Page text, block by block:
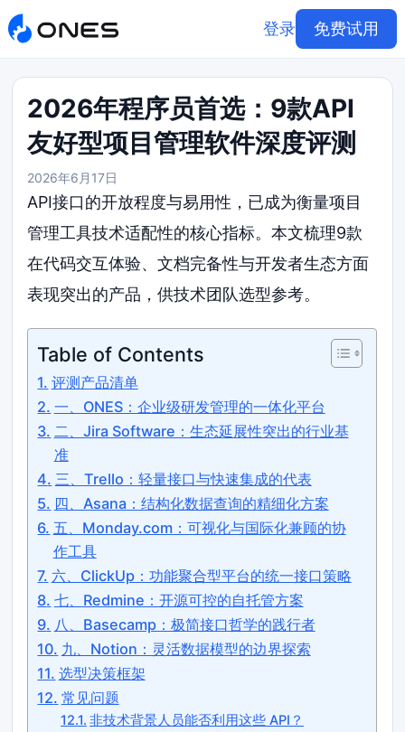
登录 免费试用
2026年程序员首选：9款API
友好型项目管理软件深度评测
2026年6月17日
API接口的开放程度与易用性，已成为衡量项目
管理工具技术适配性的核心指标。本文梳理9款
在代码交互体验、文档完备性与开发者生态方面
表现突出的产品，供技术团队选型参考。
Table of Contents
评测产品清单
一、ONES：企业级研发管理的一体化平台
二、Jira Software：生态延展性突出的行业基
准
三、Trello：轻量接口与快速集成的代表
四、Asana：结构化数据查询的精细化方案
五、Monday.com：可视化与国际化兼顾的协
作工具
六、ClickUp：功能聚合型平台的统一接口策略
七、Redmine：开源可控的自托管方案
八、Basecamp：极简接口哲学的践行者
九、Notion：灵活数据模型的边界探索
选型决策框架
常见问题
非技术背景人员能否利用这些 API？